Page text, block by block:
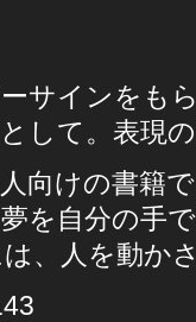
サインをも
して。表現
向けの書籍
を自分の手
、人を動か